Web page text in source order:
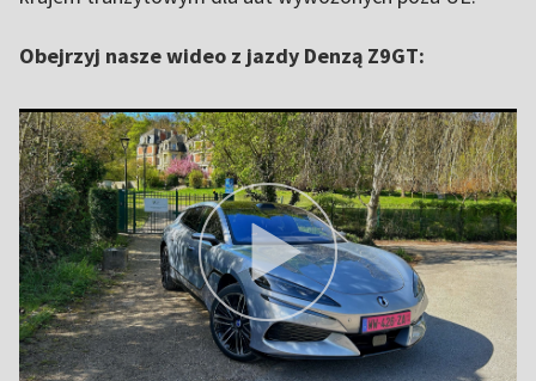
Obejrzyj nasze wideo z jazdy Denzą Z9GT: